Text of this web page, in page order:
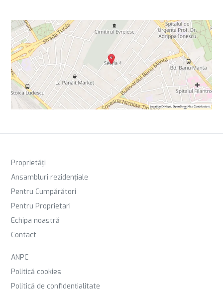
Proprietăți
Ansambluri rezidențiale
Pentru Cumpărători
Pentru Proprietari
Echipa noastră
Contact
ANPC
Politică cookies
Politică de confidențialitate